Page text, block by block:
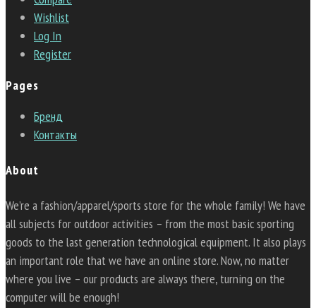
Wishlist
Log In
Register
Pages
Бренд
Контакты
About
We’re a fashion/apparel/sports store for the whole family! We have
all subjects for outdoor activities – from the most basic sporting
goods to the last generation technological equipment. It also plays
an important role that we have an online store. Now, no matter
where you live – our products are always there, turning on the
computer will be enough!